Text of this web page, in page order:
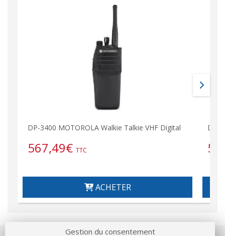
DP-3400 MOTOROLA Walkie Talkie VHF Digital
567,49€ TTC
ACHETER
DP-
Gestion du consentement